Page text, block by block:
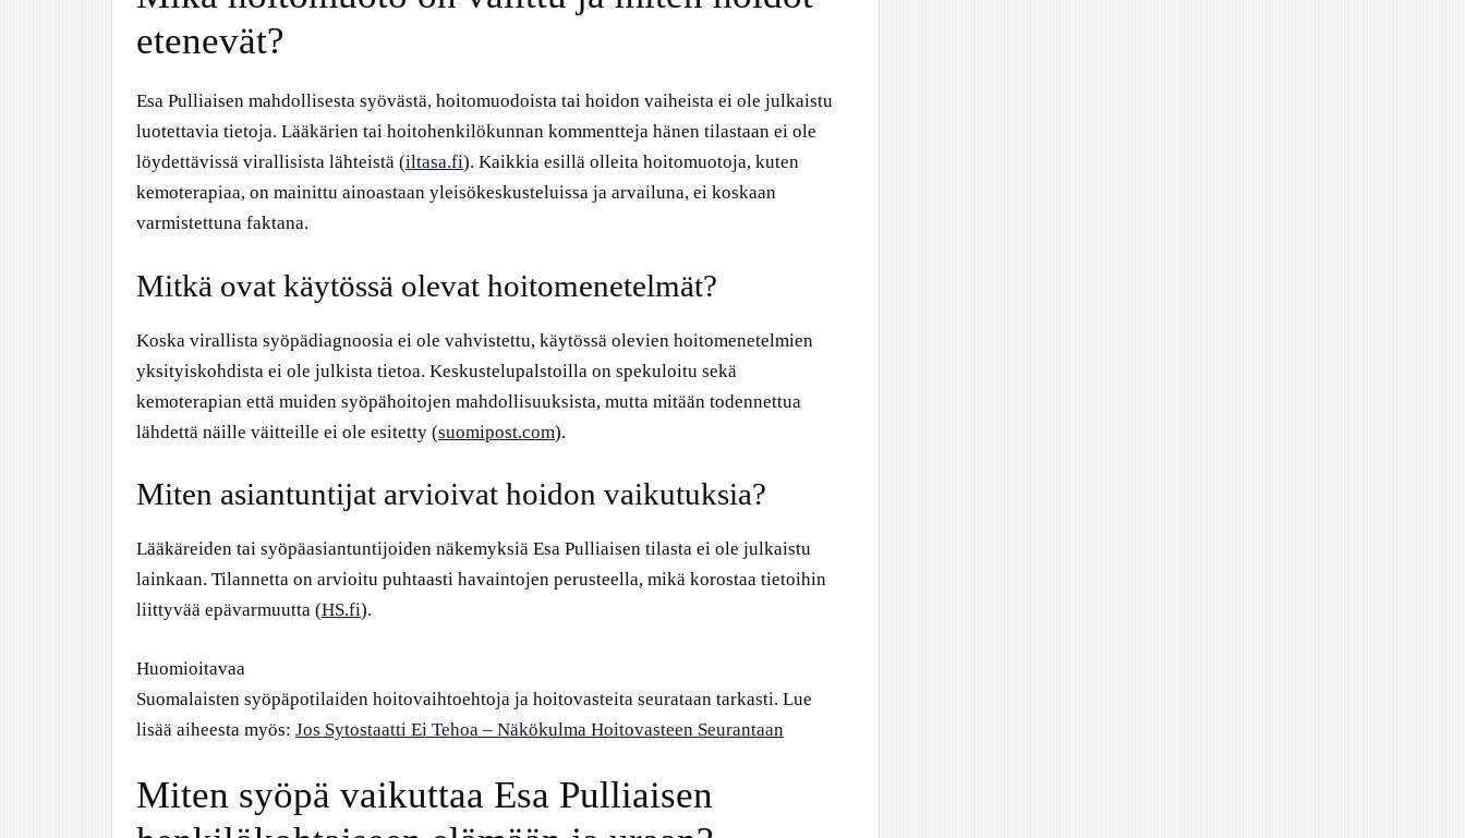
etenevät?
Esa Pulliaisen mahdollisesta syövästä, hoitomuodoista tai hoidon vaiheista ei ole julkaistu
luotettavia tietoja. Lääkärien tai hoitohenkilökunnan kommentteja hänen tilastaan ei ole
löydettävissä virallisista lähteistä (iltasa.fi). Kaikkia esillä olleita hoitomuotoja, kuten
kemoterapiaa, on mainittu ainoastaan yleisökeskusteluissa ja arvailuna, ei koskaan
varmistettuna faktana.
Mitkä ovat käytössä olevat hoitomenetelmät?
Koska virallista syöpädiagnoosia ei ole vahvistettu, käytössä olevien hoitomenetelmien
yksityiskohdista ei ole julkista tietoa. Keskustelupalstoilla on spekuloitu sekä
kemoterapian että muiden syöpähoitojen mahdollisuuksista, mutta mitään todennettua
lähdettä näille väitteille ei ole esitetty (suomipost.com).
Miten asiantuntijat arvioivat hoidon vaikutuksia?
Lääkäreiden tai syöpäasiantuntijoiden näkemyksiä Esa Pulliaisen tilasta ei ole julkaistu
lainkaan. Tilannetta on arvioitu puhtaasti havaintojen perusteella, mikä korostaa tietoihin
liittyvää epävarmuutta (HS.fi).
Huomioitavaa
Suomalaisten syöpäpotilaiden hoitovaihtoehtoja ja hoitovasteita seurataan tarkasti. Lue
lisää aiheesta myös: Jos Sytostaatti Ei Tehoa – Näkökulma Hoitovasteen Seurantaan
Miten syöpä vaikuttaa Esa Pulliaisen